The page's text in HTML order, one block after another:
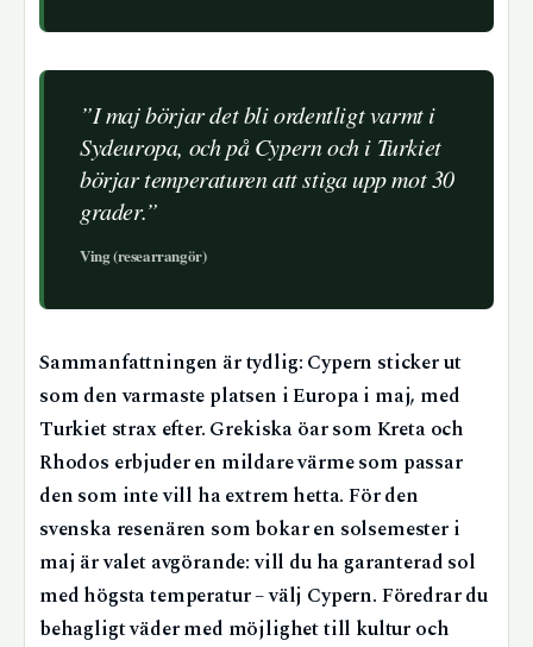
”I maj börjar det bli ordentligt varmt i
Sydeuropa, och på Cypern och i Turkiet
börjar temperaturen att stiga upp mot 30
grader.”
Ving (researrangör)
Sammanfattningen är tydlig: Cypern sticker ut
som den varmaste platsen i Europa i maj, med
Turkiet strax efter. Grekiska öar som Kreta och
Rhodos erbjuder en mildare värme som passar
den som inte vill ha extrem hetta. För den
svenska resenären som bokar en solsemester i
maj är valet avgörande: vill du ha garanterad sol
med högsta temperatur – välj Cypern. Föredrar du
behagligt väder med möjlighet till kultur och